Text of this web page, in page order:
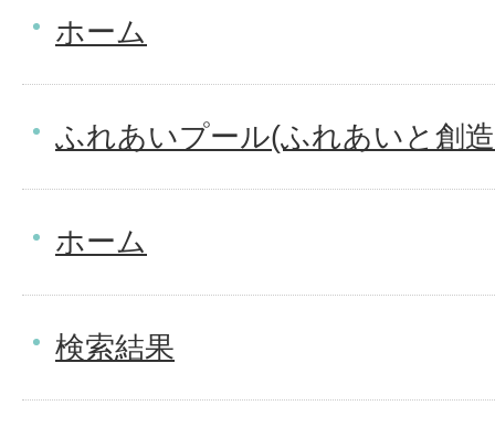
ホーム
ふれあいプール(ふれあいと創
ホーム
検索結果